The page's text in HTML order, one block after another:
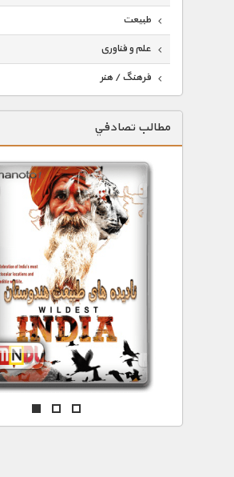
طبیعت
علم و فناوری
فرهنگ / هنر
گردشگری
ماورایی
مسابقات / ورزشی
مستند های اختصاصی
مطالب تصادفي